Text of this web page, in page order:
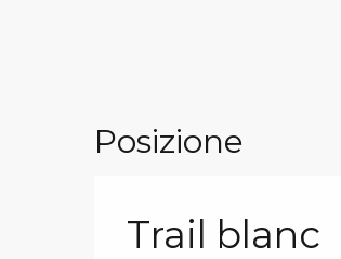
Posizione
Trail blanc